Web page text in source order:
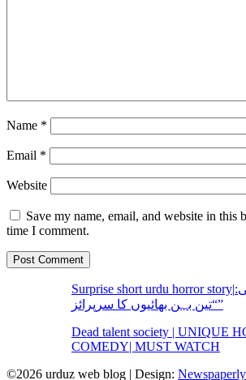
Name *
Email *
Website
Save my name, email, and website in this
time I comment.
Surprise short urdu horror story|کہانی:
“تین بہن بھائیوں کا سرپرائز”
Dead talent society | UNIQUE
COMEDY| MUST WATCH
©2026 urduz web blog | Design: